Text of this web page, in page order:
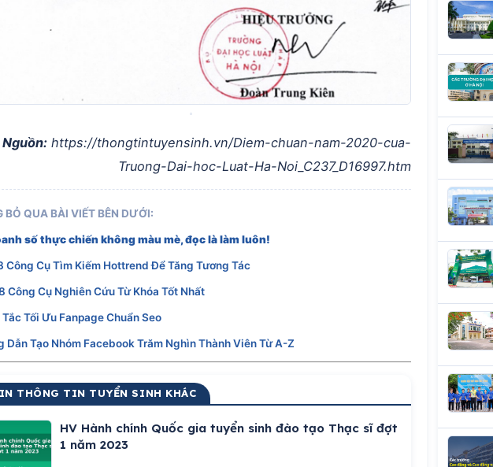
Nguồn: https://thongtintuyensinh.vn/Diem-chuan-nam-2020-cua-
Truong-Dai-hoc-Luat-Ha-Noi_C237_D16997.htm
BỎ QUA BÀI VIẾT BÊN DƯỚI:
số thực chiến không màu mè, đọc là làm luôn!
Công Cụ Tìm Kiếm Hottrend Để Tăng Tương Tác
Công Cụ Nghiên Cứu Từ Khóa Tốt Nhất
Tắc Tối Ưu Fanpage Chuẩn Seo
Dẫn Tạo Nhóm Facebook Trăm Nghìn Thành Viên Từ A-Z
THÔNG TIN TUYỂN SINH KHÁC
HV Hành chính Quốc gia tuyển sinh đào tạo Thạc sĩ đợt
1 năm 2023